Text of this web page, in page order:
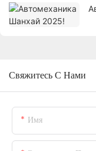
Свяжитесь С Нами
Имя